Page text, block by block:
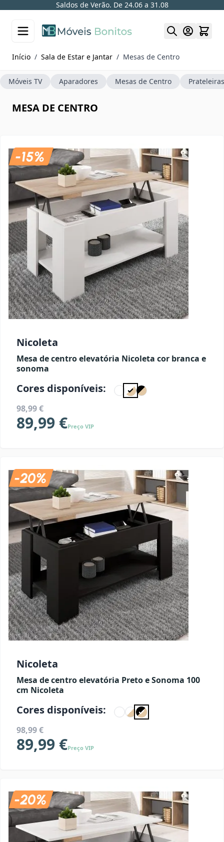
Saldos de Verão. De 24.06 a 31.08
Início / Sala de Estar e Jantar / Mesas de Centro
Móveis TV Aparadores Mesas de Centro Prateleiras
MESA DE CENTRO
Nicoleta
Mesa de centro elevatória Nicoleta cor branca e
sonoma
Cores disponíveis:
98,99 €
89,99 €Preço VIP
Nicoleta
Mesa de centro elevatória Preto e Sonoma 100
cm Nicoleta
Cores disponíveis:
98,99 €
89,99 €Preço VIP